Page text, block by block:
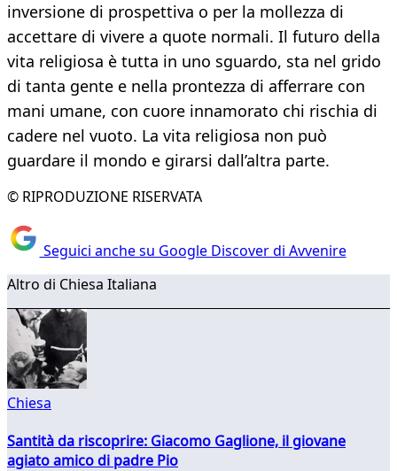
inversione di prospettiva o per la mollezza di
accettare di vivere a quote normali. Il futuro della
vita religiosa è tutta in uno sguardo, sta nel grido
di tanta gente e nella prontezza di afferrare con
mani umane, con cuore innamorato chi rischia di
cadere nel vuoto. La vita religiosa non può
guardare il mondo e girarsi dall’altra parte.
© RIPRODUZIONE RISERVATA
Seguici anche su Google Discover di Avvenire
Altro di Chiesa Italiana
Chiesa
Santità da riscoprire: Giacomo Gaglione, il giovane
agiato amico di padre Pio